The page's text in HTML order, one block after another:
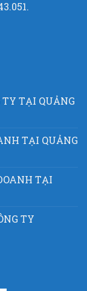
TY TẠI QUẢNG
TẠI QUẢNG
TẠI
TY